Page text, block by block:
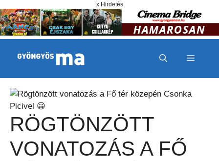
x Hirdetés
MENÜ
RÖGTÖNZÖTT
VONATOZÁS A FŐ